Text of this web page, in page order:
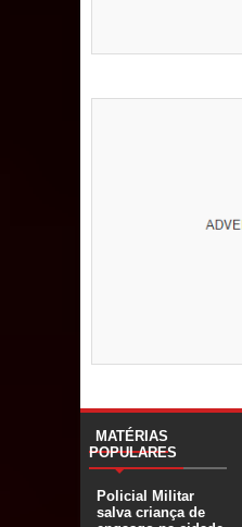
MATÉRIAS
POPULARES
Policial Militar
salva criança de